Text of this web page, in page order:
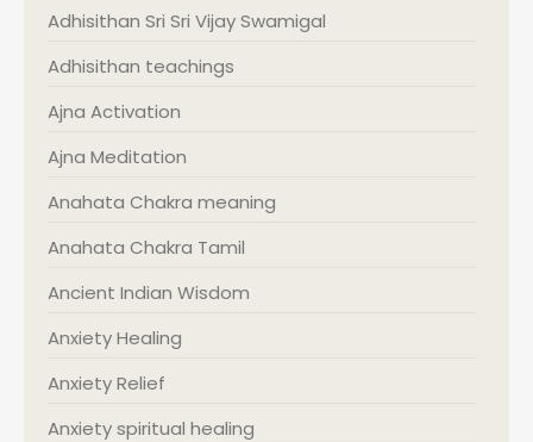
Adhisithan Sri Sri Vijay Swamigal
Adhisithan teachings
Ajna Activation
Ajna Meditation
Anahata Chakra meaning
Anahata Chakra Tamil
Ancient Indian Wisdom
Anxiety Healing
Anxiety Relief
Anxiety spiritual healing